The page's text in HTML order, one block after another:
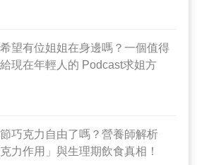
望有位姐姐在身邊嗎？一個值得
現在年輕人的 Podcast求姐方
巧克力自由了嗎？營養師解析
克力作用」與生理期飲食真相！